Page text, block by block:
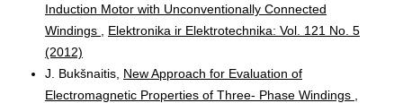
Induction Motor with Unconventionally Connected
Windings
Elektronika ir Elektrotechnika: Vol. 121 No. 5
(2012)
J. Bukšnaitis, New Approach for Evaluation of
Electromagnetic Properties of Three- Phase Windings